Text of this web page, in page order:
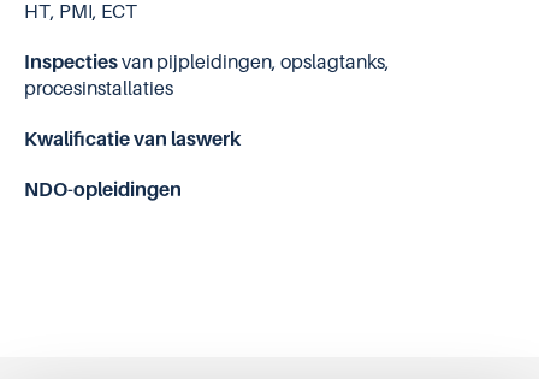
HT, PMI, ECT
Inspectiesvan pijpleidingen, opslagtanks,
procesinstallaties
Kwalificatie van laswerk
NDO-opleidingen